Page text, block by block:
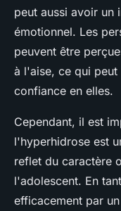
peut aussi avoir un
émotionnel. Les
peuvent être
à l'aise, ce qui
confiance en elles.
Cependant, il est
l'hyperhidrose est
reflet du caractère
l'adolescent. En
efficacement par